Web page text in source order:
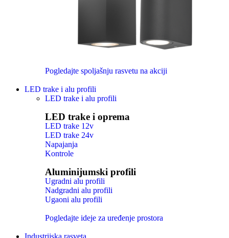
Pogledajte spoljašnju rasvetu na akciji
LED trake i alu profili
LED trake i alu profili
LED trake i oprema
LED trake 12v
LED trake 24v
Napajanja
Kontrole
Aluminijumski profili
Ugradni alu profili
Nadgradni alu profili
Ugaoni alu profili
Pogledajte ideje za uređenje prostora